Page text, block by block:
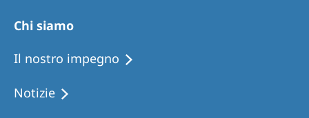
Chi siamo
Il nostro impegno
Notizie